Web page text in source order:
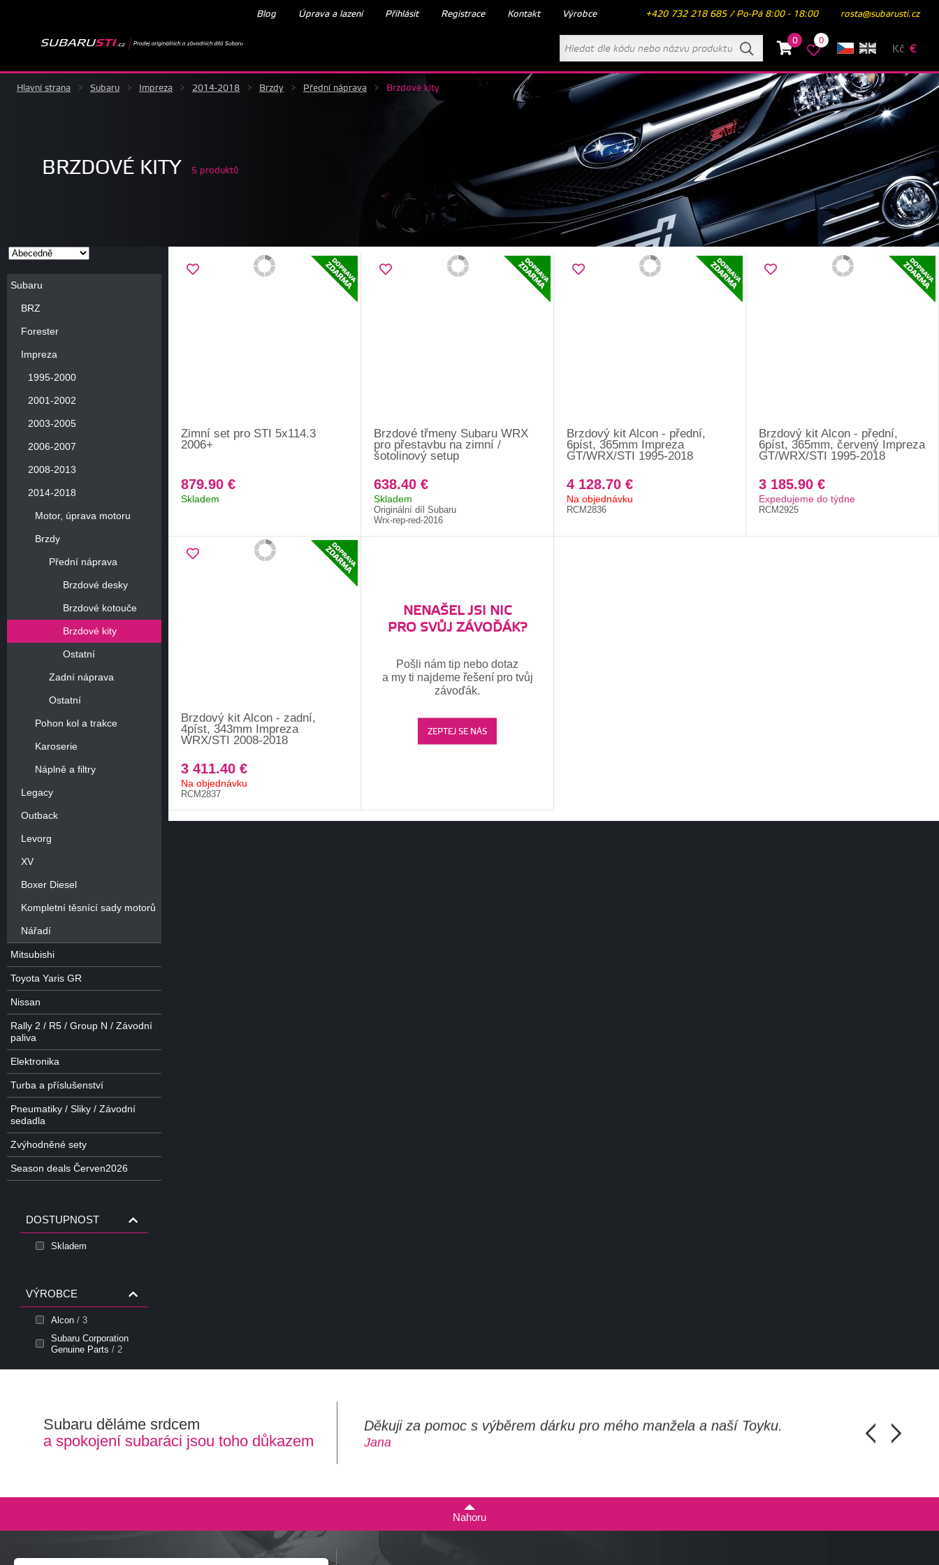
Blog Úprava a lazení Přihlásit Registrace Kontakt Výrobce +420 732 218 685 / Po-Pá 8:00 - 18:00 rosta@subarusti.cz
0 0
Kč €
Hlavní strana > Subaru > Impreza > 2014-2018 > Brzdy > Přední náprava > Brzdové kity
BRZDOVÉ KITY 5 produktů
Subaru
BRZ
Forester
Impreza
1995-2000
2001-2002
2003-2005
2006-2007
2008-2013
2014-2018
Motor, úprava motoru
Brzdy
Přední náprava
Brzdové desky
Brzdové kotouče
Brzdové kity
Ostatní
Zadní náprava
Ostatní
Pohon kol a trakce
Karoserie
Náplně a filtry
Legacy
Outback
Levorg
XV
Boxer Diesel
Kompletní těsnící sady motorů
Nářadí
Mitsubishi
Toyota Yaris GR
Nissan
Rally 2 / R5 / Group N / Závodní
paliva
Elektronika
Turba a příslušenství
Pneumatiky / Sliky / Závodní
sedadla
Zvýhodněné sety
Season deals Červen2026
DOSTUPNOST
Skladem
VÝROBCE
Alcon / 3
Subaru Corporation
Genuine Parts / 2
Zimní set pro STI 5x114.3
2006+
879.90 €
Skladem
Brzdové třmeny Subaru WRX
pro přestavbu na zimní /
šotolinový setup
638.40 €
Skladem
Originální díl Subaru
Wrx-rep-red-2016
Brzdový kit Alcon - přední,
6píst, 365mm Impreza
GT/WRX/STI 1995-2018
4 128.70 €
Na objednávku
RCM2836
Brzdový kit Alcon - přední,
6píst, 365mm, červený Impreza
GT/WRX/STI 1995-2018
3 185.90 €
Expedujeme do týdne
RCM2925
Brzdový kit Alcon - zadní,
4píst, 343mm Impreza
WRX/STI 2008-2018
3 411.40 €
Na objednávku
RCM2837
NENAŠEL JSI NIC
PRO SVŮJ ZÁVOĎÁK?
Pošli nám tip nebo dotaz
a my ti najdeme řešení pro tvůj
závoďák.
ZEPTEJ SE NÁS
Subaru děláme srdcem
a spokojení subaráci jsou toho důkazem
Děkuji za pomoc s výběrem dárku pro mého manžela a naší Toyku.
Jana
Chlapi, moc
Honza Pánka,
Nahoru